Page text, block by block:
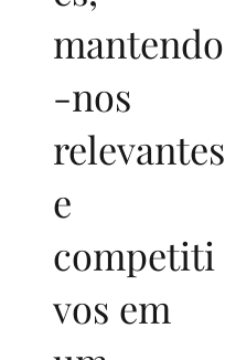
mantendo
-nos
relevantes
e
competiti
vos em